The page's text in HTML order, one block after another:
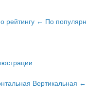
рейтингу ← По
Вертикальная ←